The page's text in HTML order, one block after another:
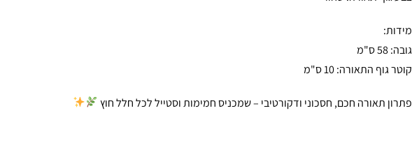
מידות:
גובה: 58 ס"מ
קוטר גוף התאורה: 10 ס"מ
פתרון תאורה חכם, חסכוני ודקורטיבי – שמכניס חמימות וסטייל לכל חלל חוץ